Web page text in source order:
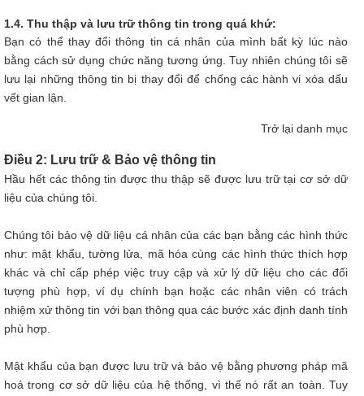
1.4. Thu thập và lưu trữ thông tin trong quá khứ:
Bạn có thể thay đổi thông tin cá nhân của mình bất kỳ lúc nào
bằng cách sử dụng chức năng tương ứng. Tuy nhiên chúng tôi sẽ
lưu lại những thông tin bị thay đổi để chống các hành vi xóa dấu
vết gian lận.
Trở lại danh mục
Điều 2: Lưu trữ & Bảo vệ thông tin
Hầu hết các thông tin được thu thập sẽ được lưu trữ tại cơ sở dữ
liệu của chúng tôi.
Chúng tôi bảo vệ dữ liệu cá nhân của các bạn bằng các hình thức
như: mật khẩu, tường lửa, mã hóa cùng các hình thức thích hợp
khác và chỉ cấp phép việc truy cập và xử lý dữ liệu cho các đối
tượng phù hợp, ví dụ chính bạn hoặc các nhân viên có trách
nhiệm xử thông tin với bạn thông qua các bước xác định danh tính
phù hợp.
Mật khẩu của bạn được lưu trữ và bảo vệ bằng phương pháp mã
hoá trong cơ sở dữ liệu của hệ thống, vì thế nó rất an toàn. Tuy